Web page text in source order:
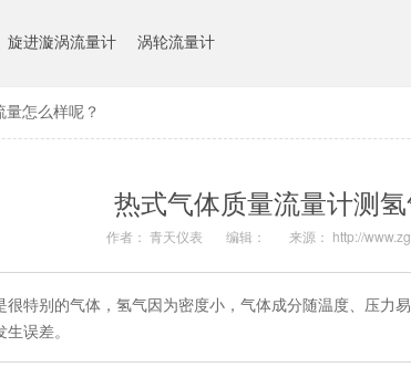
旋进漩涡流量计 涡轮流量计
怎么样呢？
热式气体质量流量计测
作者： 青天仪表 编辑： 来源： http://
很特别的气体，氢气因为密度小，气体成分随温度、压力
误差。